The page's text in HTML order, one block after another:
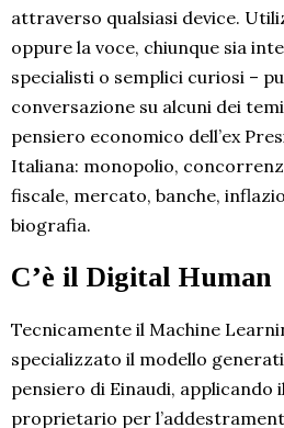
attraverso qualsiasi device.
oppure la voce, chiunque sia
specialisti o semplici curiosi –
conversazione su alcuni dei
pensiero economico dell’ex
Italiana: monopolio,
fiscale, mercato, banche,
biografia.
C’è il Digital Human
Tecnicamente il Machine
specializzato il modello
pensiero di Einaudi, applicando
proprietario per